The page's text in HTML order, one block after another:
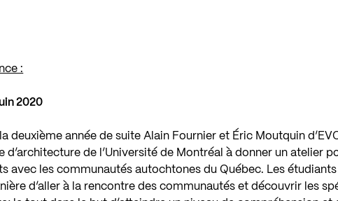
:
2020
deuxième année de suite Alain Fournier et Éric Moutquin
d’architecture de l’Université de Montréal à donner un atelier
avec les communautés autochtones du Québec. Les
d’aller à la rencontre des communautés et découvrir les